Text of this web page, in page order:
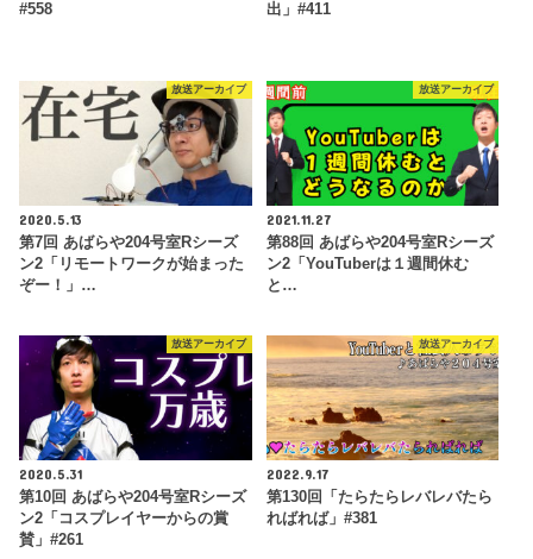
#558
出」#411
放送アーカイブ
2020.5.13
第7回 あばらや204号室Rシーズ
ン2「リモートワークが始まった
ぞー！」…
放送アーカイブ
2021.11.27
第88回 あばらや204号室Rシーズ
ン2「YouTuberは１週間休む
と…
放送アーカイブ
2020.5.31
第10回 あばらや204号室Rシーズ
ン2「コスプレイヤーからの賞
賛」#261
放送アーカイブ
2022.9.17
第130回「たらたらレバレバたら
ればれば」#381